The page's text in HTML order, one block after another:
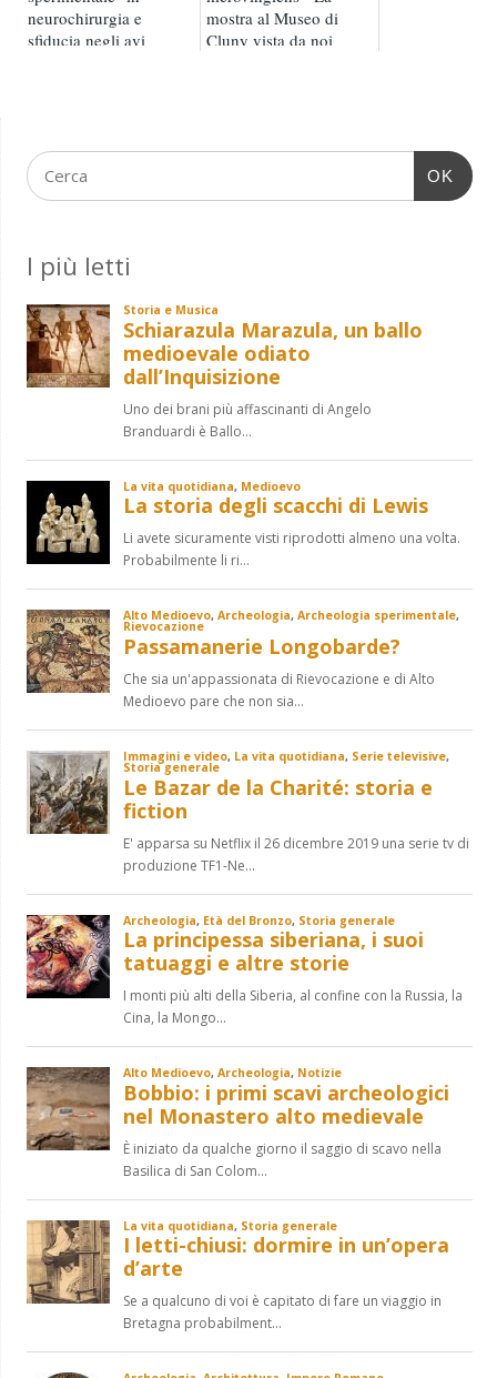
neurochirurgia e
sfiducia negli avi
mostra al Museo di
Cluny vista da noi
OK
I più letti